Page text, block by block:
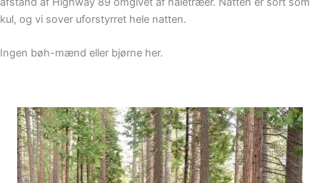
kul, og vi sover uforstyrret hele natten.
Ingen bøh-mænd eller bjørne her.